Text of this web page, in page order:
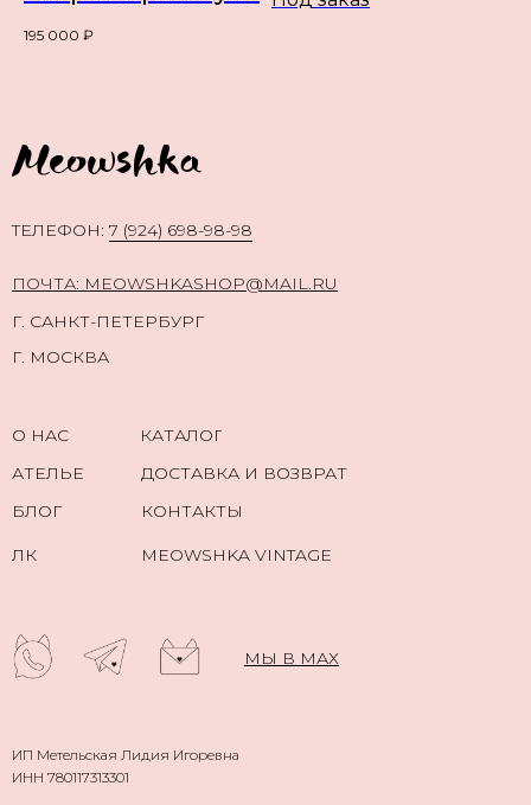
195 000 ₽
МЫ В МАХ
TЕЛЕФОН: 7 (924) 698-98-98
ПОЧТА: MEOWSHKASHOP@MAIL.RU
ИП Метельская Лидия Игоревна
ИНН 780117313301
Г. САНКТ-ПЕТЕРБУРГ
Г. МОСКВА
О НАС
КАТАЛОГ
АТЕЛЬЕ
БЛОГ
MEOWSHKA VINTAGE
ЛК
КОНТАКТЫ
ДОСТАВКА И ВОЗВРАТ